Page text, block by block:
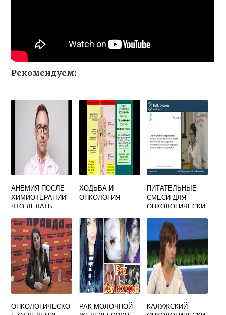
Рекомендуем:
АНЕМИЯ ПОСЛЕ
ХИМИОТЕРАПИИ
ЧТО ДЕЛАТЬ
ХОДЬБА И
ОНКОЛОГИЯ
ПИТАТЕЛЬНЫЕ
СМЕСИ ДЛЯ
ОНКОЛОГИЧЕСКИ
ОНКОЛОГИЧЕСКО
РАК МОЛОЧНОЙ
КАЛУЖСКИЙ